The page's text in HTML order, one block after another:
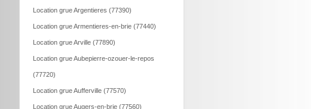
Location grue Argentieres (77390)
Location grue Armentieres-en-brie (77440)
Location grue Arville (77890)
Location grue Aubepierre-ozouer-le-repos
(77720)
Location grue Aufferville (77570)
Location grue Augers-en-brie (77560)